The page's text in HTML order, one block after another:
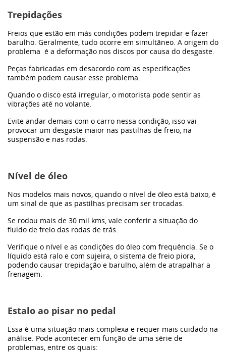
Trepidações
Freios que estão em más condições podem trepidar e fazer
barulho. Geralmente, tudo ocorre em simultâneo. A origem do
problema é a deformação nos discos por causa do desgaste.
Peças fabricadas em desacordo com as especificações
também podem causar esse problema.
Quando o disco está irregular, o motorista pode sentir as
vibrações até no volante.
Evite andar demais com o carro nessa condição, isso vai
provocar um desgaste maior nas pastilhas de freio, na
suspensão e nas rodas.
Nível de óleo
Nos modelos mais novos, quando o nível de óleo está baixo, é
um sinal de que as pastilhas precisam ser trocadas.
Se rodou mais de 30 mil kms, vale conferir a situação do
fluido de freio das rodas de trás.
Verifique o nível e as condições do óleo com frequência. Se o
líquido está ralo e com sujeira, o sistema de freio piora,
podendo causar trepidação e barulho, além de atrapalhar a
frenagem.
Estalo ao pisar no pedal
Essa é uma situação mais complexa e requer mais cuidado na
análise. Pode acontecer em função de uma série de
problemas, entre os quais: